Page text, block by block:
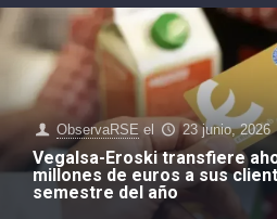
ObservaRSE el 23 junio, 2026
Vegalsa-Eroski transfiere
millones de euros a sus
semestre del año